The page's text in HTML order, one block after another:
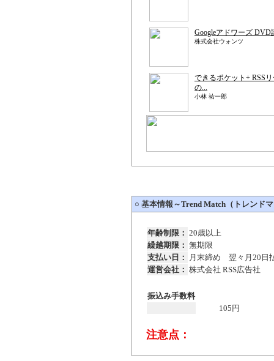
Googleアドワーズ DVD
株式会社ウォンツ
できるポケット+ RSS
の...
小林 祐一郎
○ 基本情報～Trend Match（トレンド
年齢制限： 20歳以上
繰越期限： 無期限
支払い日：
月末締め 翌々月20日
運営会社： 株式会社 RSS広告社
振込み手数料
105円
注意点：